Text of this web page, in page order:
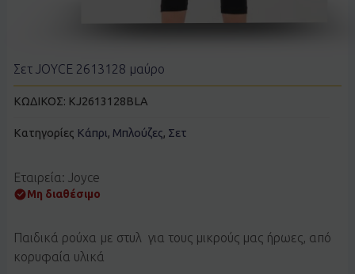
Σετ JOYCE 2613128 μαύρο
ΚΩΔΙΚΟΣ: KJ2613128BLA
Κατηγορίες Κάπρι, Μπλούζες, Σετ
Εταιρεία: Joyce
Μη διαθέσιμο
Παιδικά ρούχα με στυλ για τους μικρούς μας ήρωες, από
κορυφαία υλικά